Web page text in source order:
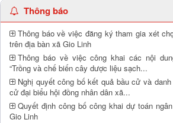
Thông báo
Thông báo về việc đăng ký tham gia xét
trên địa bàn xã Gio Linh
Thông báo về việc công khai các nội
“Trồng và chế biến cây dược liệu sạch...
Nghị quyết công bố kết quả bầu cử và
cử đại biểu hội đồng nhân dân xã...
Quyết định công bố công khai dự toán
Gio Linh